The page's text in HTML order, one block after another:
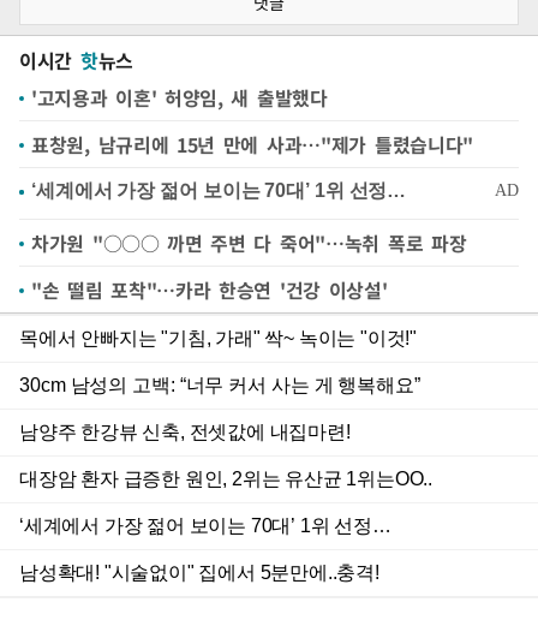
이시간 핫뉴스
'고지용과 이혼' 허양임, 새 출발했다
표창원, 남규리에 15년 만에 사과…"제가 틀렸습니다"
차가원 "○○○ 까면 주변 다 죽어"…녹취 폭로 파장
"손 떨림 포착"…카라 한승연 '건강 이상설'